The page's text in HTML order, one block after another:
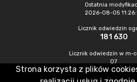
Ostatnia
2026-08-05
Licznik odwiedzin
181 630
Licznik odwiedzin w m-
07
221
Strona korzysta z plików